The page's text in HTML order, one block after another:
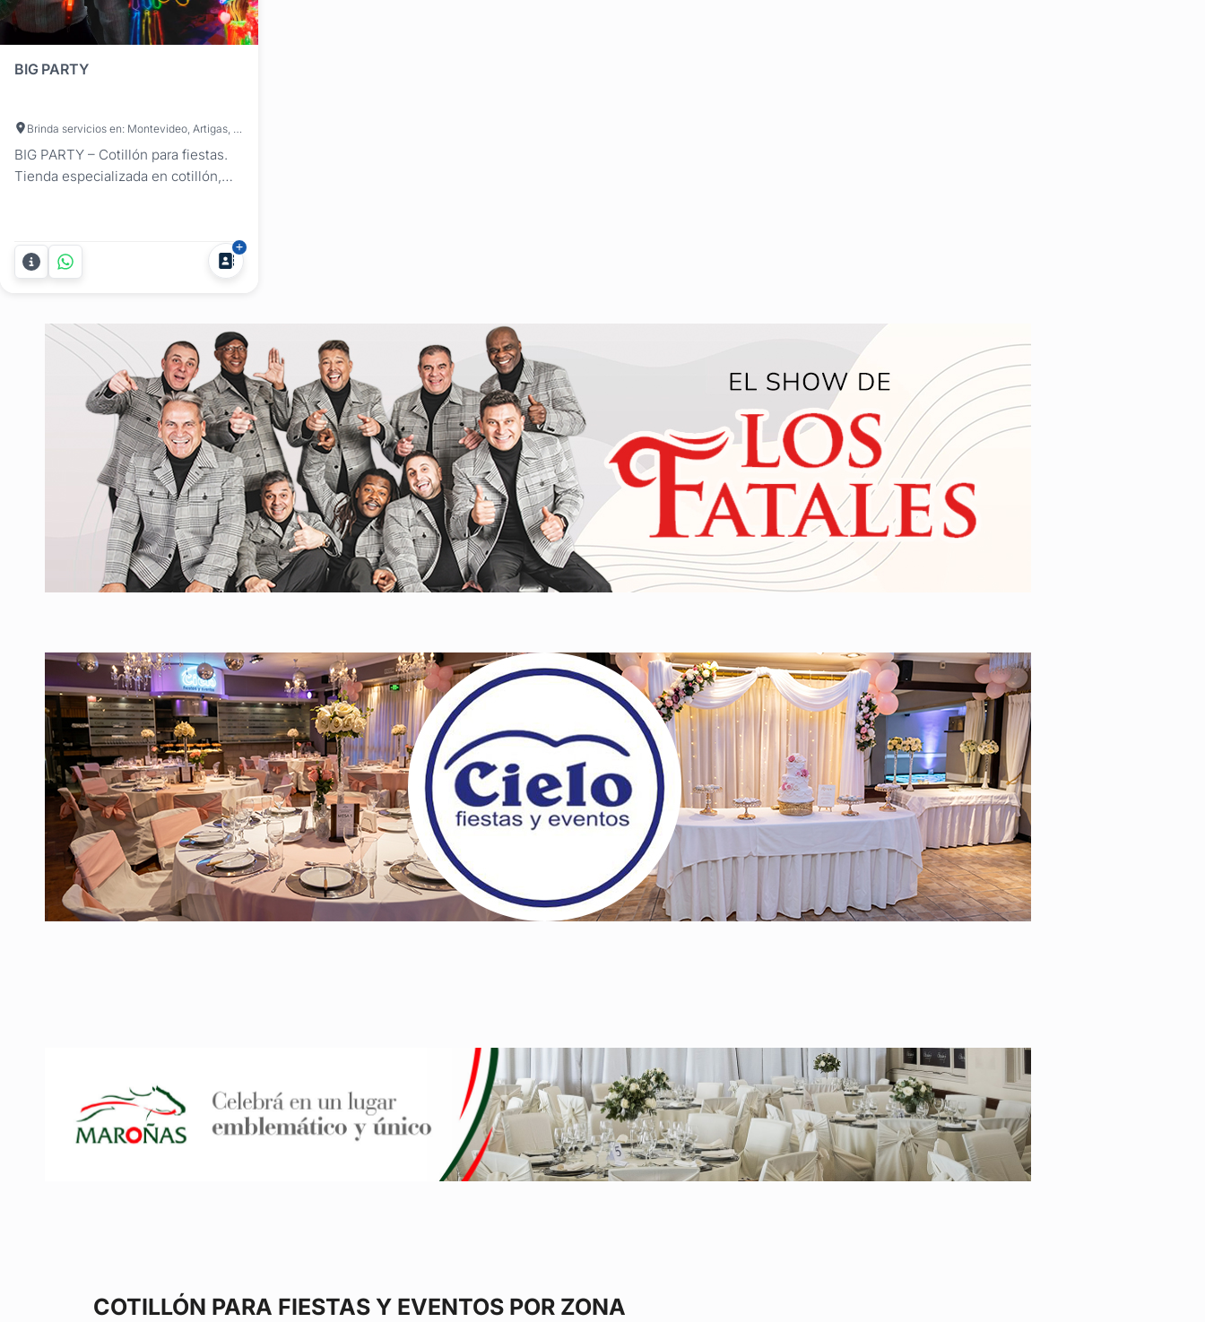
BIG PARTY
Brinda servicios en: Montevideo, Artigas, Canelones, Cerro Largo, Colonia, Durazno, Flores, Florida, Lavalleja, Maldonado, Paysandú, Río Negro, Rivera, Rocha, Salto, San José, Soriano, Tacuarembó, Treinta y Tres
BIG PARTY – Cotillón para fiestas.
Tienda especializada en cotillón,
Desde Montevideo, BIG PARTY
ofrece una propuesta integral para
resolver el cotillón y la decoración
amplio catálogo...
COTILLÓN PARA FIESTAS Y EVENTOS POR ZONA